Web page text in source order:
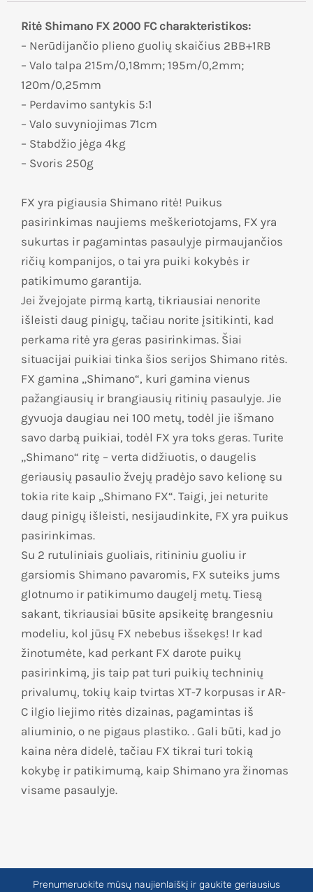
Ritė Shimano FX 2000 FC charakteristikos:
– Nerūdijančio plieno guolių skaičius 2BB+1RB
– Valo talpa 215m/0,18mm; 195m/0,2mm;
120m/0,25mm
– Perdavimo santykis 5:1
– Valo suvyniojimas 71cm
– Stabdžio jėga 4kg
– Svoris 250g
FX yra pigiausia Shimano ritė! Puikus
pasirinkimas naujiems meškeriotojams, FX yra
sukurtas ir pagamintas pasaulyje pirmaujančios
ričių kompanijos, o tai yra puiki kokybės ir
patikimumo garantija.
Jei žvejojate pirmą kartą, tikriausiai nenorite
išleisti daug pinigų, tačiau norite įsitikinti, kad
perkama ritė yra geras pasirinkimas. Šiai
situacijai puikiai tinka šios serijos Shimano ritės.
FX gamina „Shimano“, kuri gamina vienus
pažangiausių ir brangiausių ritinių pasaulyje. Jie
gyvuoja daugiau nei 100 metų, todėl jie išmano
savo darbą puikiai, todėl FX yra toks geras. Turite
„Shimano“ ritę – verta didžiuotis, o daugelis
geriausių pasaulio žvejų pradėjo savo kelionę su
tokia rite kaip „Shimano FX“. Taigi, jei neturite
daug pinigų išleisti, nesijaudinkite, FX yra puikus
pasirinkimas.
Su 2 rutuliniais guoliais, ritininiu guoliu ir
garsiomis Shimano pavaromis, FX suteiks jums
glotnumo ir patikimumo daugelį metų. Tiesą
sakant, tikriausiai būsite apsikeitę brangesniu
modeliu, kol jūsų FX nebebus išsekęs! Ir kad
žinotumėte, kad perkant FX darote puikų
pasirinkimą, jis taip pat turi puikių techninių
privalumų, tokių kaip tvirtas XT-7 korpusas ir AR-
C ilgio liejimo ritės dizainas, pagamintas iš
aliuminio, o ne pigaus plastiko. . Gali būti, kad jo
kaina nėra didelė, tačiau FX tikrai turi tokią
kokybę ir patikimumą, kaip Shimano yra žinomas
visame pasaulyje.
Prenumeruokite mūsų naujienlaiškį ir gaukite geriausius